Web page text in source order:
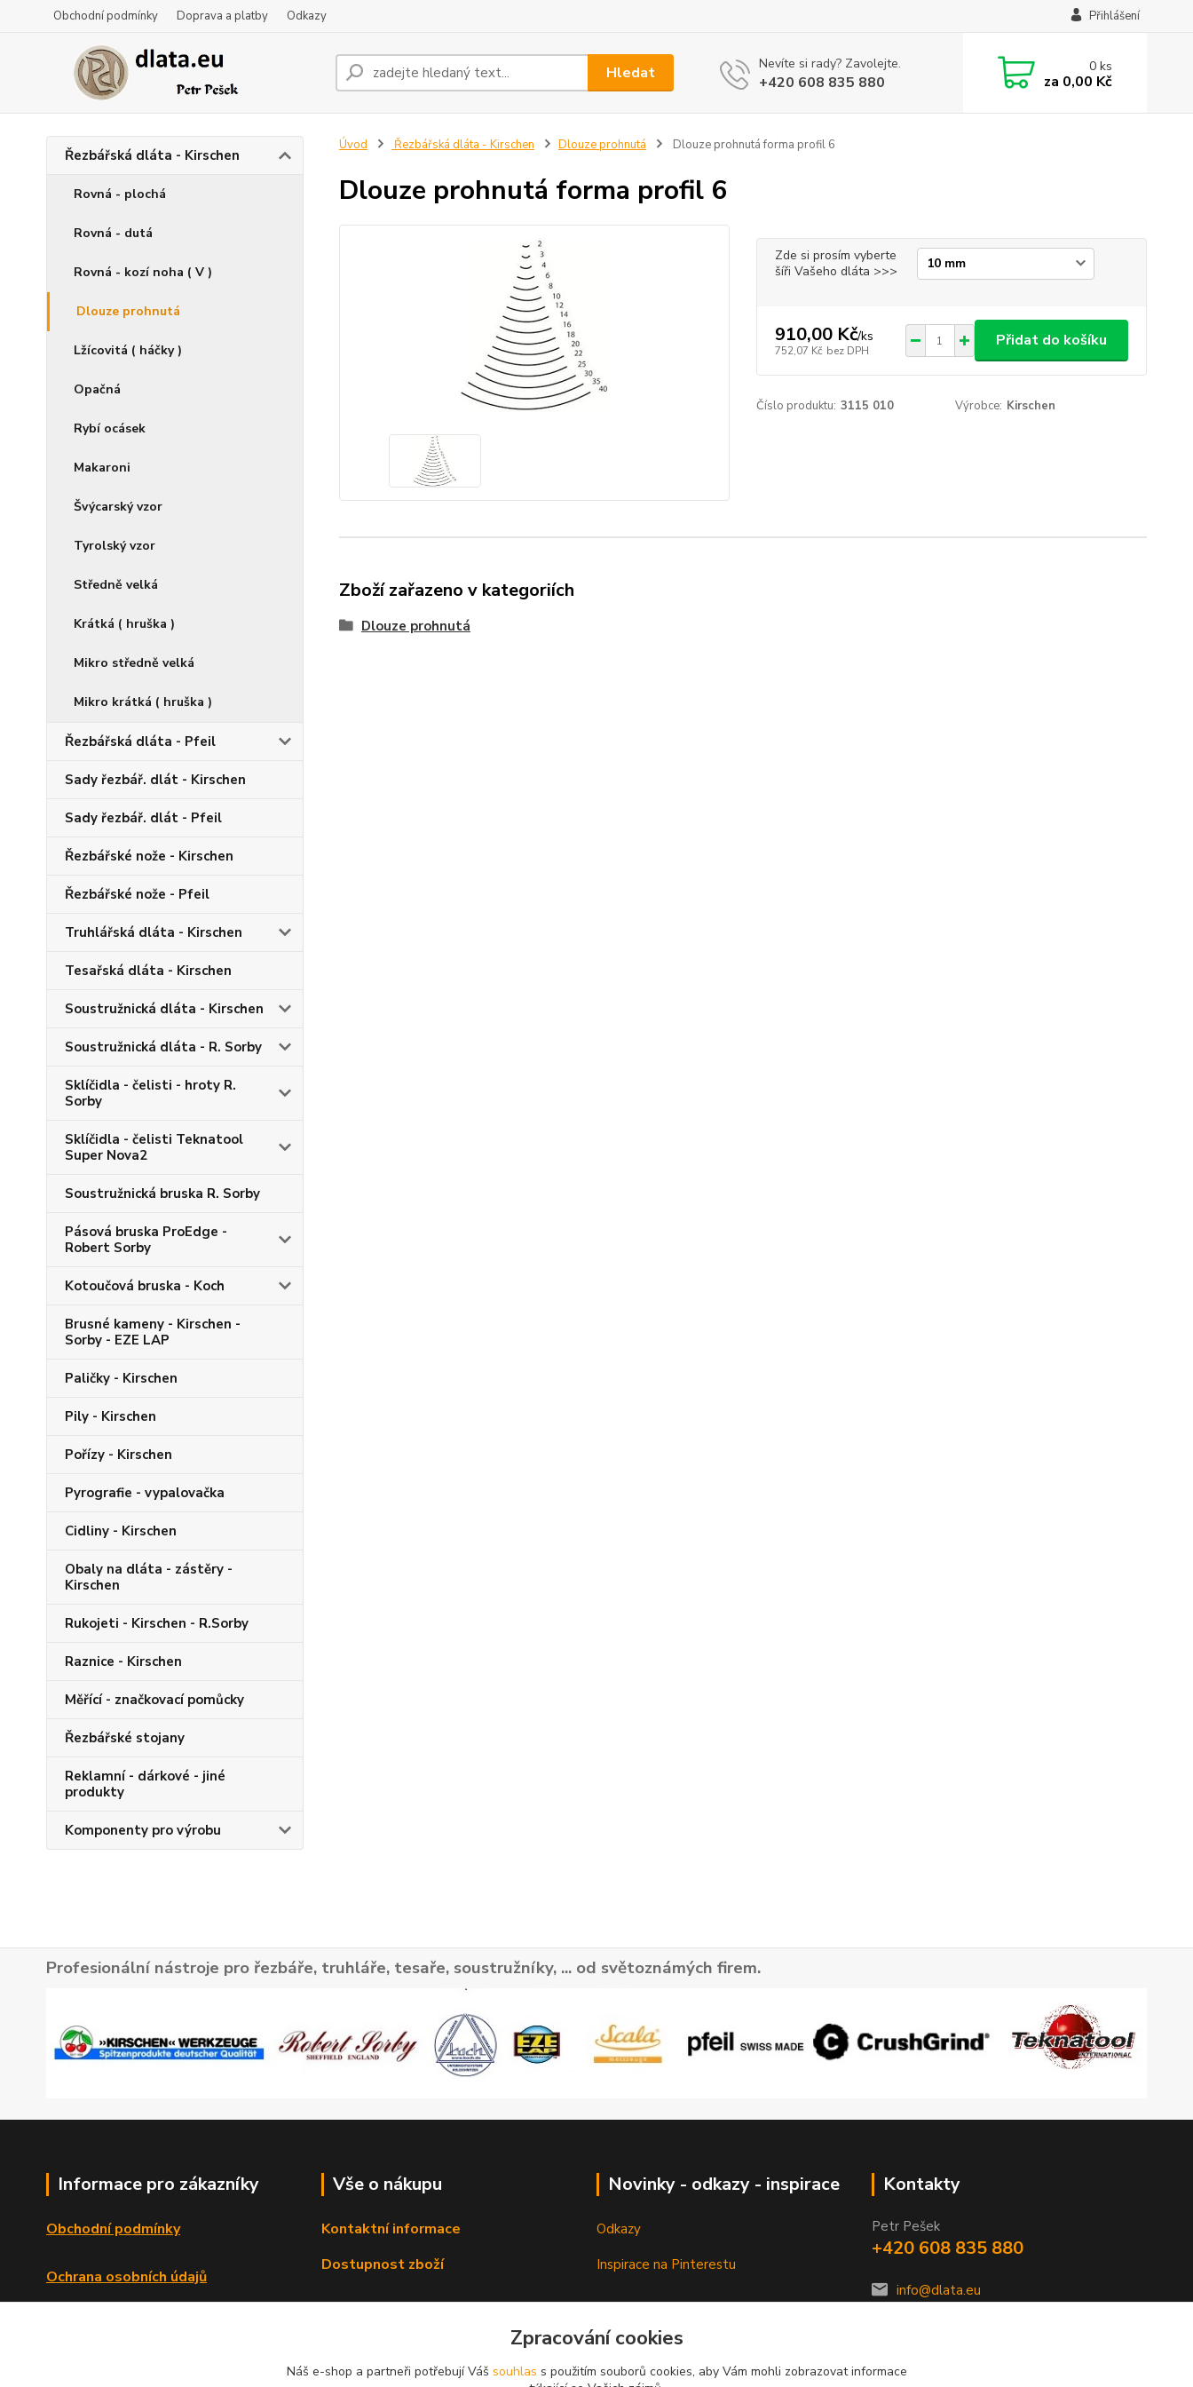
Obchodní podmínky Doprava a platby Odkazy Přihlášení
Hledat Nevíte si rady? Zavolejte.
+420 608 835 880
0ks
za 0,00 Kč
Řezbářská dláta - Kirschen
Rovná - plochá
Rovná - dutá
Rovná - kozí noha ( V )
Dlouze prohnutá
Lžícovitá ( háčky )
Opačná
Rybí ocásek
Makaroni
Švýcarský vzor
Tyrolský vzor
Středně velká
Krátká ( hruška )
Mikro středně velká
Mikro krátká ( hruška )
Řezbářská dláta - Pfeil
Sady řezbář. dlát - Kirschen
Sady řezbář. dlát - Pfeil
Řezbářské nože - Kirschen
Řezbářské nože - Pfeil
Truhlářská dláta - Kirschen
Tesařská dláta - Kirschen
Soustružnická dláta - Kirschen
Soustružnická dláta - R. Sorby
Sklíčidla - čelisti - hroty R.
Sorby
Sklíčidla - čelisti Teknatool
Super Nova2
Soustružnická bruska R. Sorby
Pásová bruska ProEdge -
Robert Sorby
Kotoučová bruska - Koch
Brusné kameny - Kirschen -
Sorby - EZE LAP
Paličky - Kirschen
Pily - Kirschen
Pořízy - Kirschen
Pyrografie - vypalovačka
Cidliny - Kirschen
Obaly na dláta - zástěry -
Kirschen
Rukojeti - Kirschen - R.Sorby
Raznice - Kirschen
Měřící - značkovací pomůcky
Řezbářské stojany
Reklamní - dárkové - jiné
produkty
Komponenty pro výrobu
Úvod Řezbářská dláta - Kirschen Dlouze prohnutá Dlouze prohnutá forma profil 6
Dlouze prohnutá forma profil 6
Zde si prosím vyberte
šíři Vašeho dláta >>>
910,00 Kč/ks
752,07 Kč bez DPH
Přidat do košíku
Číslo produktu: 3115 010 Výrobce: Kirschen
Zboží zařazeno v kategoriích
Dlouze prohnutá
Profesionální nástroje pro řezbáře, truhláře, tesaře, soustružníky, ... od světoznámých firem.
Informace pro zákazníky
Obchodní podmínky
Ochrana osobních údajů
Vše o nákupu
Kontaktní informace
Dostupnost zboží
Novinky - odkazy - inspirace
Odkazy
Inspirace na Pinterestu
Kontakty
Petr Pešek
+420 608 835 880
info@dlata.eu
Zpracování cookies
Náš e-shop a partneři potřebují Váš souhlas s použitím souborů cookies, aby Vám mohli zobrazovat informace